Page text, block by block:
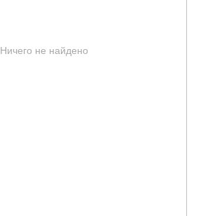
Ничего не найдено